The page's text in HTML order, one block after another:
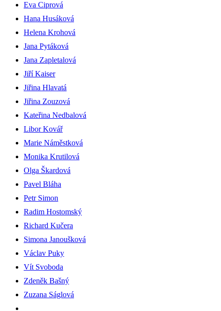
Eva Ciprová
Hana Husáková
Helena Krohová
Jana Pytáková
Jana Zapletalová
Jiří Kaiser
Jiřina Hlavatá
Jiřina Zouzová
Kateřina Nedbalová
Libor Kovář
Marie Náměstková
Monika Krutilová
Olga Škardová
Pavel Bláha
Petr Simon
Radim Hostomský
Richard Kučera
Simona Janoušková
Václav Puky
Vít Svoboda
Zdeněk Bašný
Zuzana Ságlová